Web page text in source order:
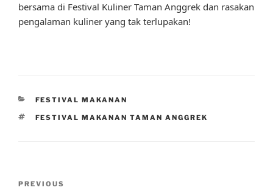
bersama di Festival Kuliner Taman Anggrek dan rasakan
pengalaman kuliner yang tak terlupakan!
CATEGORIES
FESTIVAL MAKANAN
TAGS
FESTIVAL MAKANAN TAMAN ANGGREK
Previous
PREVIOUS